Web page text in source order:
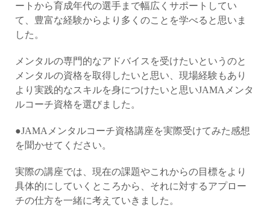
ートから育成年代の選手まで幅広くサポートしてい
て、豊富な経験からより多くのことを学べると思いま
した。
メンタルの専門的なアドバイスを受けたいというのと
メンタルの資格を取得したいと思い、現場経験もあり
より実践的なスキルを身につけたいと思いJAMAメンタ
ルコーチ資格を選びました。
●JAMAメンタルコーチ資格講座を実際受けてみた感想
を聞かせてください。
実際の講座では、現在の課題やこれからの目標をより
具体的にしていくところから、それに対するアプロー
チの仕方を一緒に考えていきました。